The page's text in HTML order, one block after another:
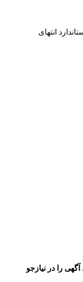
انتهای
در نیازجو